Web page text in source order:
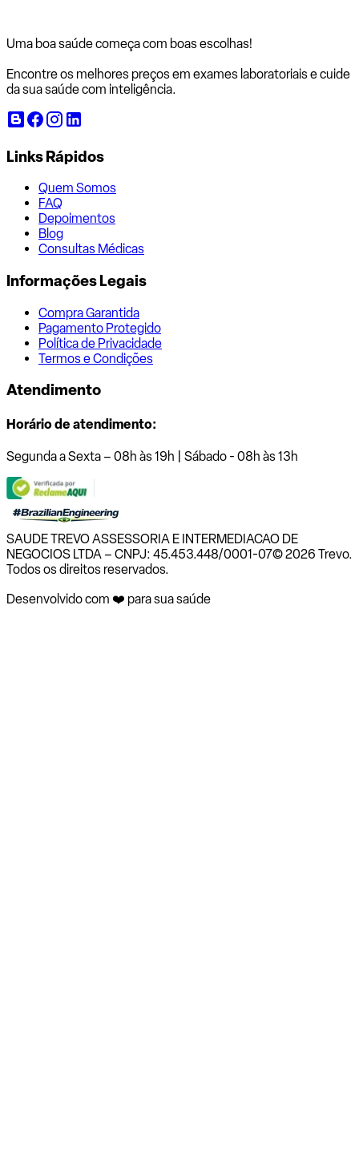
Uma boa saúde começa com boas escolhas!
Encontre os melhores preços em exames laboratoriais e cuide
da sua saúde com inteligência.
Links Rápidos
Quem Somos
FAQ
Depoimentos
Blog
Consultas Médicas
Informações Legais
Compra Garantida
Pagamento Protegido
Política de Privacidade
Termos e Condições
Atendimento
Horário de atendimento:
Segunda a Sexta – 08h às 19h | Sábado - 08h às 13h
SAUDE TREVO ASSESSORIA E INTERMEDIACAO DE
NEGOCIOS LTDA – CNPJ: 45.453.448/0001-07© 2026 Trevo.
Todos os direitos reservados.
Desenvolvido com ❤️ para sua saúde